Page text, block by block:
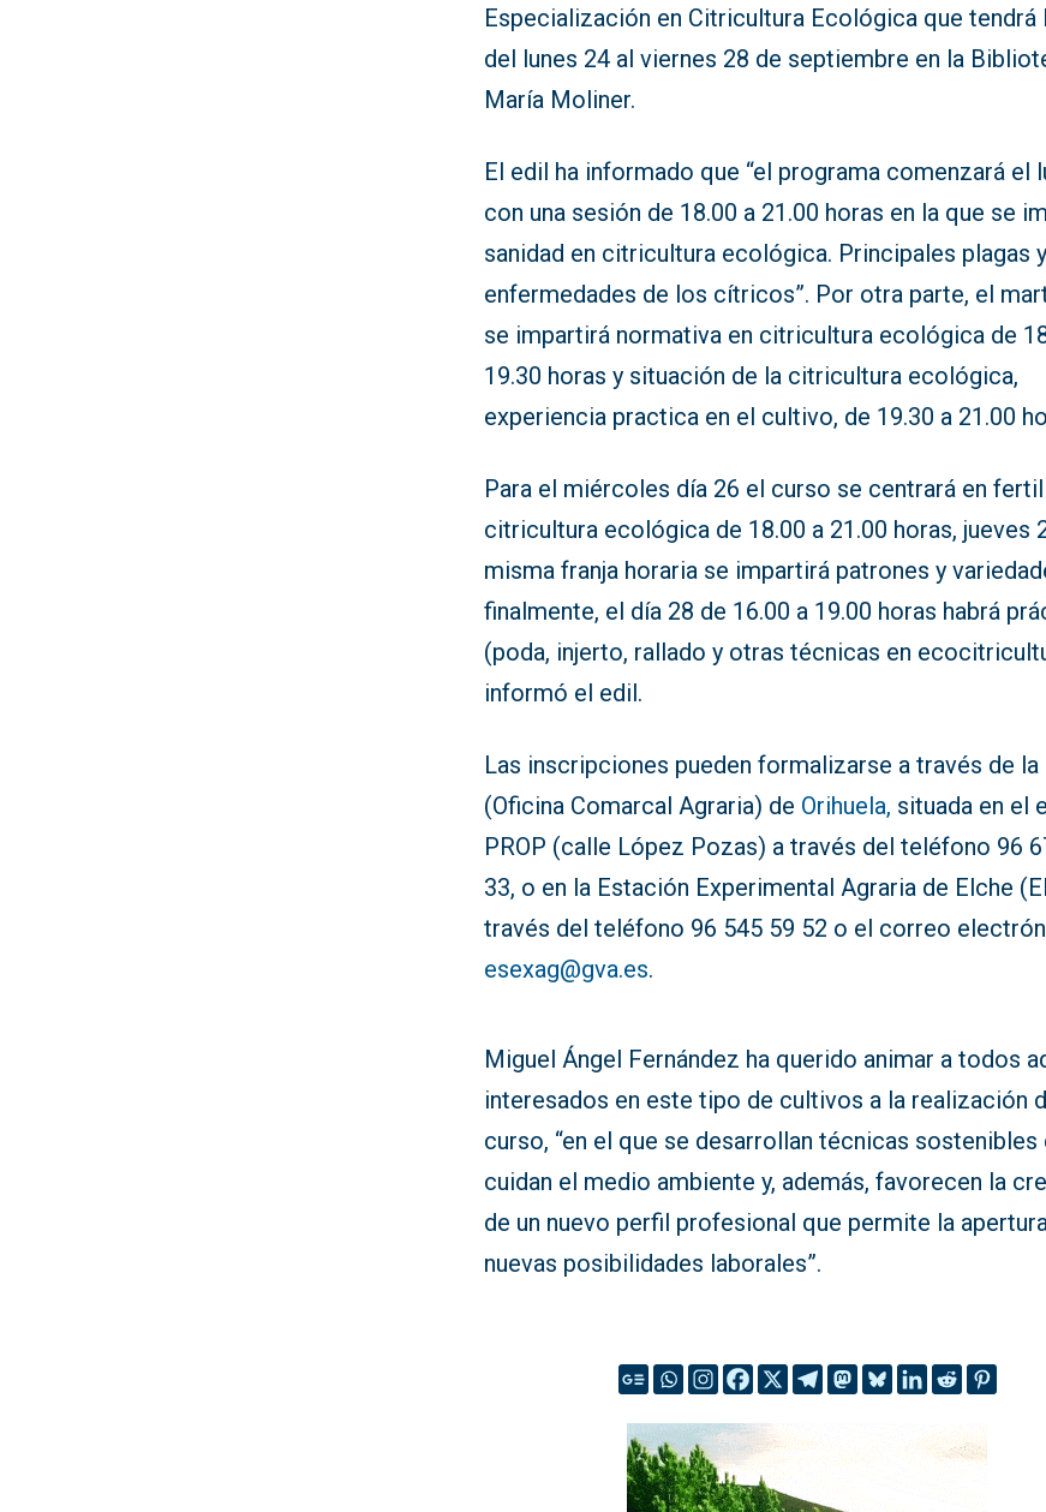
Especialización en Citricultura Ecológica que tendrá
del lunes 24 al viernes 28 de septiembre en la
María Moliner.
El edil ha informado que “el programa comenzará el
con una sesión de 18.00 a 21.00 horas en la que se
sanidad en citricultura ecológica. Principales plagas y
enfermedades de los cítricos”. Por otra parte, el
se impartirá normativa en citricultura ecológica de
19.30 horas y situación de la citricultura ecológica,
experiencia practica en el cultivo, de 19.30 a 21.00
Para el miércoles día 26 el curso se centrará en
citricultura ecológica de 18.00 a 21.00 horas, jueves
misma franja horaria se impartirá patrones y
finalmente, el día 28 de 16.00 a 19.00 horas habrá
(poda, injerto, rallado y otras técnicas en
informó el edil.
Las inscripciones pueden formalizarse a través de la
(Oficina Comarcal Agraria) de Orihuela, situada en el
PROP (calle López Pozas) a través del teléfono 96
33, o en la Estación Experimental Agraria de Elche
través del teléfono 96 545 59 52 o el correo
esexag@gva.es.
Miguel Ángel Fernández ha querido animar a todos
interesados en este tipo de cultivos a la realización
curso, “en el que se desarrollan técnicas sostenibles
cuidan el medio ambiente y, además, favorecen la
de un nuevo perfil profesional que permite la
nuevas posibilidades laborales”.